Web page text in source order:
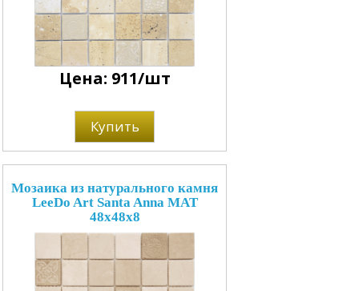
Цена: 911/шт
Купить
Мозаика из натурального камня
LeeDo Art Santa Anna MAT
48x48x8